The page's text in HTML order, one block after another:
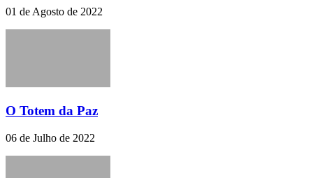
01 de Agosto de 2022
O Totem da Paz
06 de Julho de 2022